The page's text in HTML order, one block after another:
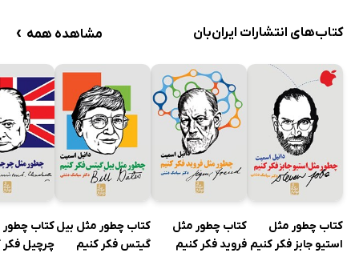
کتاب‌های انتشارات ایران‌بان مشاهده همه ›
کتاب چطور مثل
استیو جابز فکر کنیم
کتاب چطور مثل
فروید فکر کنیم
کتاب چطور مثل بیل
گیتس فکر کنیم
کتاب
چرچیل فکر